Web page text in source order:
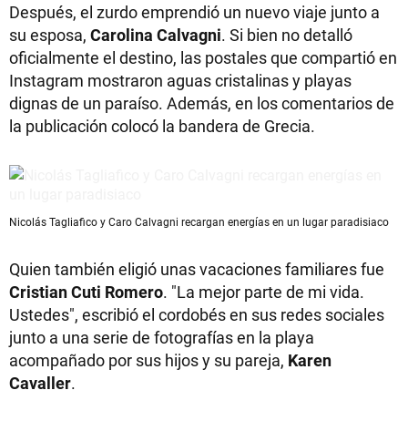
Después, el zurdo emprendió un nuevo viaje junto a
su esposa, Carolina Calvagni. Si bien no detalló
oficialmente el destino, las postales que compartió en
Instagram mostraron aguas cristalinas y playas
dignas de un paraíso. Además, en los comentarios de
la publicación colocó la bandera de Grecia.
Nicolás Tagliafico y Caro Calvagni recargan energías en un lugar paradisiaco
Quien también eligió unas vacaciones familiares fue
Cristian Cuti Romero. "La mejor parte de mi vida.
Ustedes", escribió el cordobés en sus redes sociales
junto a una serie de fotografías en la playa
acompañado por sus hijos y su pareja, Karen
Cavaller.